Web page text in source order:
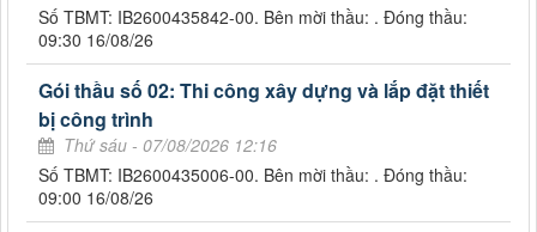
Số TBMT: IB2600435842-00. Bên mời thầu: . Đóng thầu:
09:30 16/08/26
Gói thầu số 02: Thi công xây dựng và lắp đặt thiết
bị công trình
Thứ sáu - 07/08/2026 12:16
Số TBMT: IB2600435006-00. Bên mời thầu: . Đóng thầu:
09:00 16/08/26